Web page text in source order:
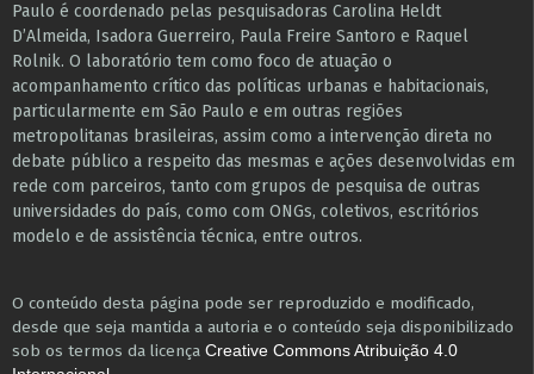
Paulo é coordenado pelas pesquisadoras Carolina Heldt
D’Almeida, Isadora Guerreiro, Paula Freire Santoro e Raquel
Rolnik. O laboratório tem como foco de atuação o
acompanhamento crítico das políticas urbanas e habitacionais,
particularmente em São Paulo e ​em outras regiões
metropolitanas brasileiras, assim como a intervenção direta no
debate público a respeito das mesmas e ações desenvolvidas em
r​e​de com parceiros, tanto com grupos de pesquisa ​de outras
universidades do país, como com ONGs, coletivos, escritórios
modelo e de assistência técnica​, entre outros​.
O conteúdo desta página pode ser reproduzido e modificado,
desde que seja mantida a autoria e o conteúdo seja disponibilizado
sob os termos da licença Creative Commons Atribuição 4.0